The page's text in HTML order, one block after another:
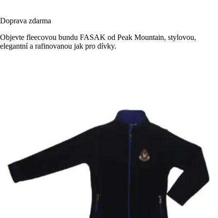
Doprava zdarma
Objevte fleecovou bundu FASAK od Peak Mountain, stylovou,
elegantní a rafinovanou jak pro dívky.